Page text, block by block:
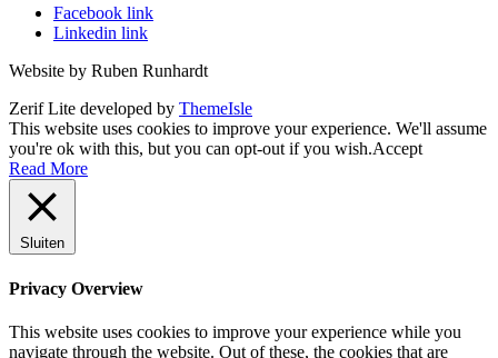
Facebook link
Linkedin link
Website by Ruben Runhardt
Zerif Lite developed by ThemeIsle
This website uses cookies to improve your experience. We'll assume
you're ok with this, but you can opt-out if you wish.Accept
Read More
Sluiten
Privacy Overview
This website uses cookies to improve your experience while you
navigate through the website. Out of these, the cookies that are